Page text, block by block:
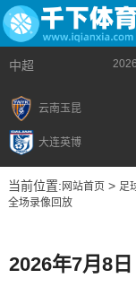
中超
云南玉昆
大连英博
当前位置: 网站首页> 足
全场录像回放
2026年7月8